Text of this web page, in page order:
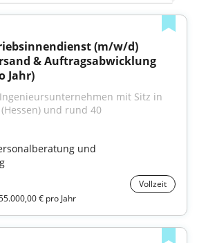
(m/w/d)
& Auftragsabwicklung
Jahr)
und
Vollzeit
€ pro Jahr